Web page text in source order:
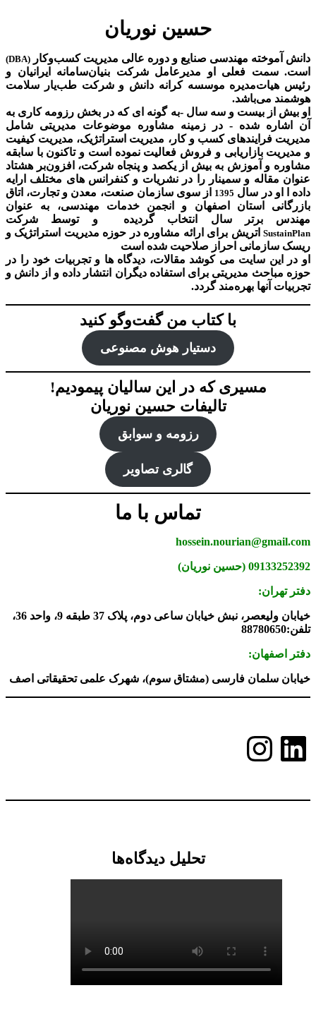
حسین نوریان
دانش آموخته مهندسی صنایع و دوره عالی مدیریت کسب‌و‌کار (DBA)
است. سمت فعلی او مدیرعامل شرکت بنیان‌سامانه ایرانیان و
رئیس هیات‌مدیره موسسه کرانه دانش و شرکت طب‌یار سلامت
هوشمند می‌باشد.
او بیش از بیست و سه سال -به گونه ای که در بخش رزومه کاری به
آن اشاره شده - در زمینه مشاوره موضوعات مدیریتی شامل
مدیریت فرایندهای کسب و کار، مدیریت استراتژیک، مدیریت کیفیت
و مدیریت بازاریابی و فروش فعالیت نموده است و تاکنون با سابقه
مشاوره و آموزش به بیش از یکصد و پنجاه شرکت، افزون‌بر هشتاد
عنوان مقاله و سمینار را در نشریات و کنفرانس های مختلف ارایه
داده ا او در سال 1395 از سوی سازمان صنعت، معدن و تجارت، اتاق
بازرگانی استان اصفهان و انجمن خدمات مهندسی، به عنوان
مهندس برتر سال انتخاب گردیده و توسط شرکت
SustainPlan اتریش برای ارائه مشاوره در حوزه مدیریت استراتژیک و
ریسک سازمانی احراز صلاحیت شده است
او در این سایت می کوشد مقالات، دیدگاه ها و تجربیات خود را در
حوزه مباحث مدیریتی برای استفاده دیگران انتشار داده و از دانش و
تجربیات آنها بهره‌مند گردد.
با کتاب من گفت‌‌وگو کنید
دستیار هوش‌ مصنوعی
مسیری که در این سالیان پیمودیم!
تالیفات حسین نوریان
رزومه و سوابق
گالری تصاویر
تماس با ما
hossein.nourian@gmail.com
09133252392 (حسین نوریان)
دفتر تهران:
خیابان ولیعصر، نبش خیابان ساعی دوم، پلاک 37 طبقه 9، واحد 36،
تلفن:88780650
دفتر اصفهان:
خیابان سلمان فارسی (مشتاق سوم)، شهرک علمی تحقیقاتی اصف
لینکداین
اینستاگرم
تحلیل دیدگاه‌ها